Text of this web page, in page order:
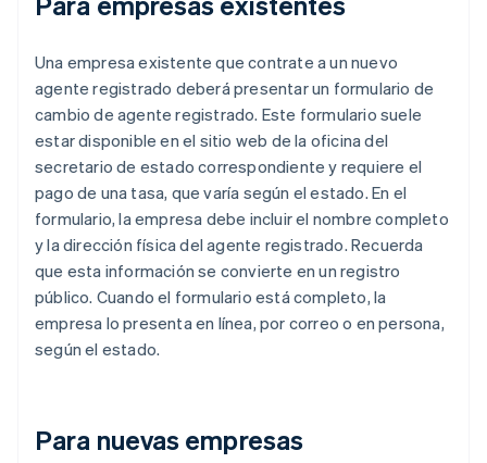
Una empresa existente que contrate a un nuevo
agente registrado deberá presentar un formulario de
cambio de agente registrado. Este formulario suele
estar disponible en el sitio web de la oficina del
secretario de estado correspondiente y requiere el
pago de una tasa, que varía según el estado. En el
formulario, la empresa debe incluir el nombre completo
y la dirección física del agente registrado. Recuerda
que esta información se convierte en un registro
público. Cuando el formulario está completo, la
empresa lo presenta en línea, por correo o en persona,
según el estado.
Para nuevas empresas